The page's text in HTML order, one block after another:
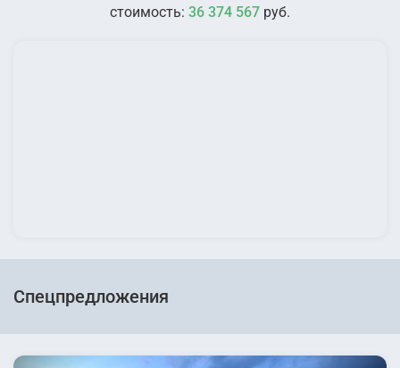
стоимость: 36 374 567 руб.
Спецпредложения